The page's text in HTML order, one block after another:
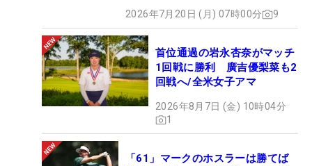
2026年7月20日 (月) 07時00分 9
首位通過の岩永杏奈がマッチ
1回戦に勝利 廣吉優梨菜も2
回戦へ/全米女子アマ
2026年8月7日 (金) 10時04分
1
「61」マークのホスラーは勝てば